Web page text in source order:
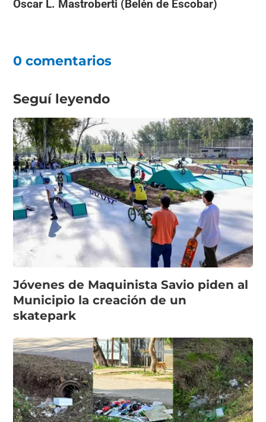
Oscar L. Mastroberti (Belén de Escobar)
0 comentarios
Seguí leyendo
Jóvenes de Maquinista Savio piden al
Municipio la creación de un
skatepark